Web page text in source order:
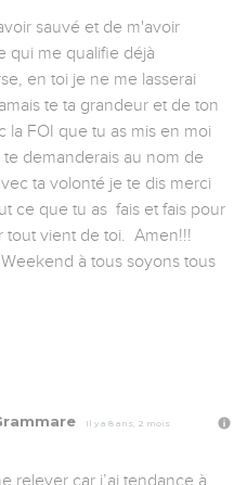
sauvé et de m'avoir
qui me qualifie déjà
en toi je ne me lasserai
te ta grandeur et de ton
la FOI que tu as mis en moi
demanderais au nom de
ta volonté je te dis merci
ce que tu as  fais et fais pour
tout vient de toi.  Amen!!!
à tous soyons tous
Il y a 8 ans, 2 mois
relever car j’ai tendance à